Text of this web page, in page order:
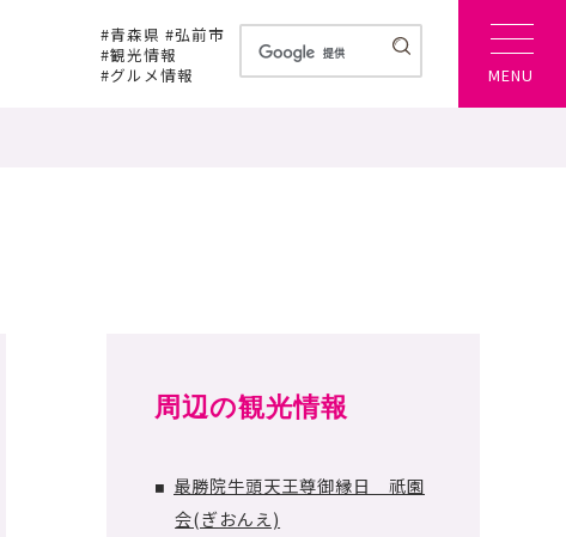
MENU
#青森県 #弘前市
#観光情報
#グルメ情報
周辺の観光情報
■
最勝院牛頭天王尊御縁日 祇園
会(ぎおんえ)